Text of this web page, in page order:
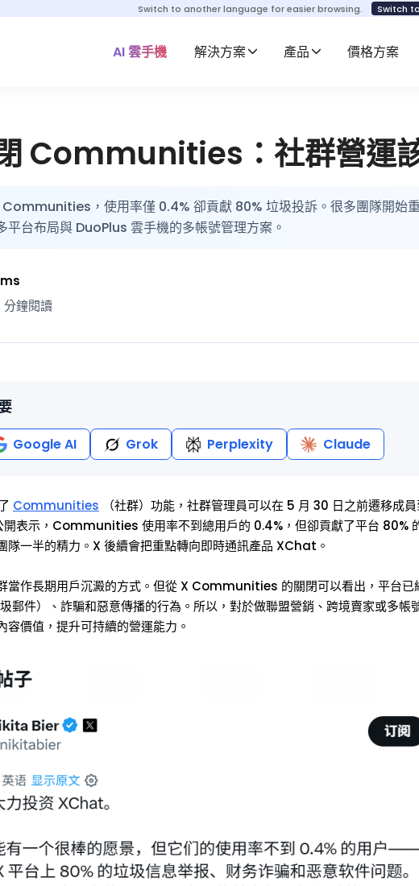
Switch to another language for easier browsing. Switch
AI 雲手機 解決方案 產品 價格方案
Communities：社群營運
，使用率僅 0.4% 卻貢獻 80% 垃圾投訴。很多團隊開始
平台布局與 DuoPlus 雲手機的多帳號管理方案。
分鐘閱讀
Google AI Grok Perplexity Claude
Communities （社群）功能，社群管理員可以在 5 月 30 日之前遷移成
表示，Communities 使用率不到總用戶的 0.4%，但卻貢獻了平台 80%
隊一半的精力。X 後續會把重點轉向即時通訊產品 XChat。
當作長期用戶沉澱的方式。但從 X Communities 的關閉可以看出，平台已
郵件）、詐騙和惡意傳播的行為。所以，對於做聯盟營銷、跨境賣家或多帳
價值，提升可持續的營運能力。